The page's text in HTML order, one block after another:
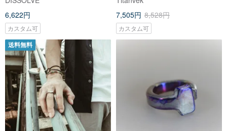
リング
6,622円
カスタム可
7,505円 8,528円
カスタム可
送料無料